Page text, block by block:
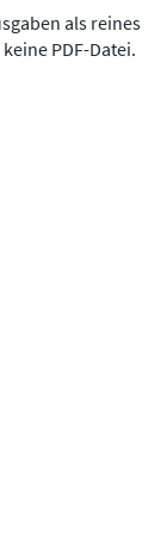
als reines
PDF-Datei.